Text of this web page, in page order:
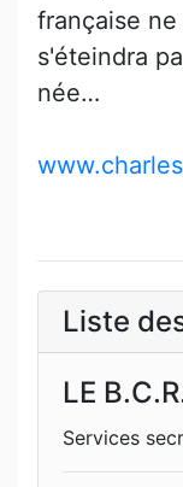
française
s'éteindra
née…
Liste
LE
Services